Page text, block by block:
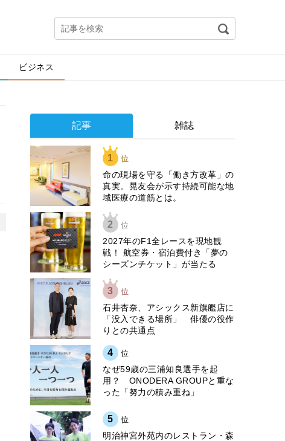
ビジネス
記事 雑誌
1 位
​命の現場を守る「働き方改革」の
真実。晃友会が示す持続可能な地
域医療の道筋とは。
2 位
2027年のF1全レースを現地観
戦！ 航空券・宿泊費付き「夢の
シーズンチケット」が当たる
3 位
石井杏奈、アシックス新旗艦店に
「没入できる場所」 俳優の役作
りとの共通点
4 位
なぜ59歳の三浦知良選手を起
用？ ONODERA GROUPと重な
った「努力の積み重ね」
5 位
明治神宮外苑内のレストラン・森